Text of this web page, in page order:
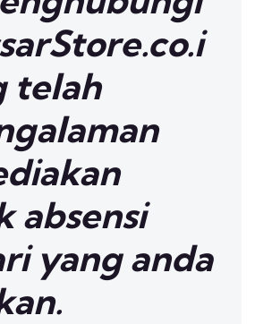
telah
absensi
yang anda